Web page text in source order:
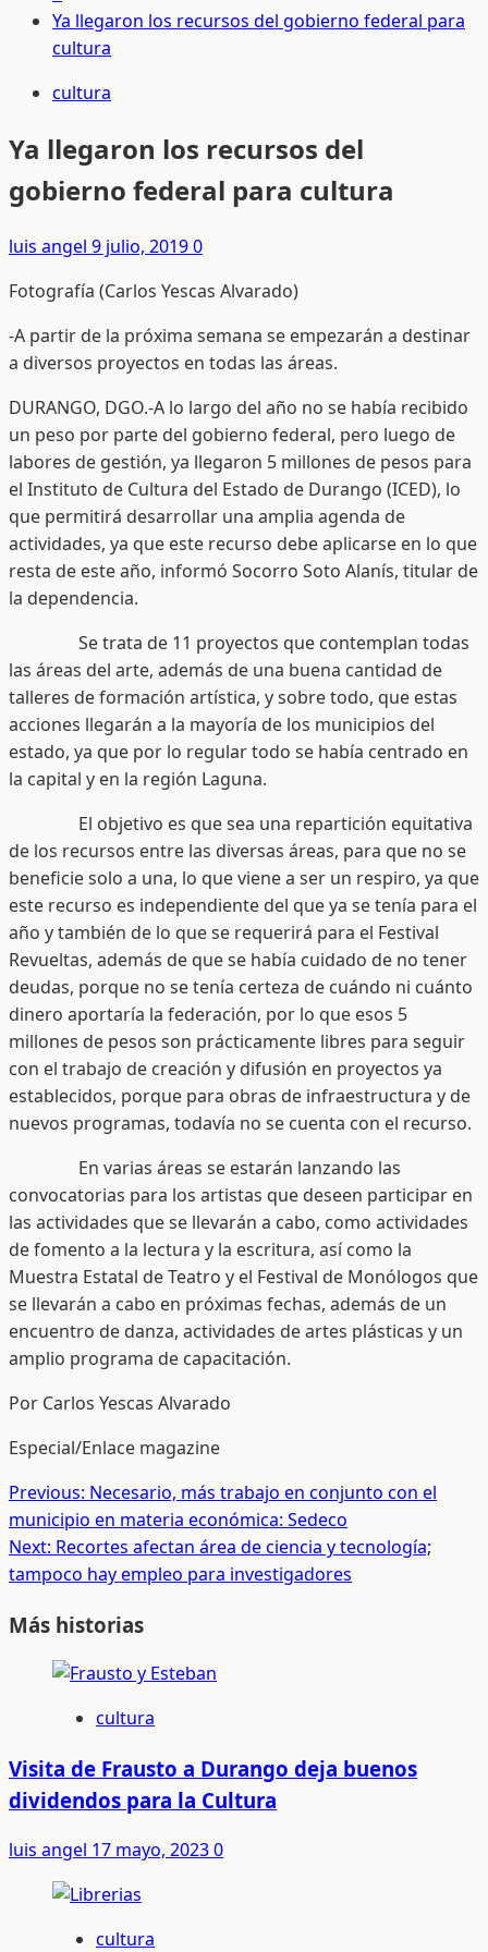
Ya llegaron los recursos del gobierno federal para
cultura
cultura
Ya llegaron los recursos del
gobierno federal para cultura
luis angel 9 julio, 20190
Fotografía (Carlos Yescas Alvarado)
-A partir de la próxima semana se empezarán a destinar
a diversos proyectos en todas las áreas.
DURANGO, DGO.-A lo largo del año no se había recibido
un peso por parte del gobierno federal, pero luego de
labores de gestión, ya llegaron 5 millones de pesos para
el Instituto de Cultura del Estado de Durango (ICED), lo
que permitirá desarrollar una amplia agenda de
actividades, ya que este recurso debe aplicarse en lo que
resta de este año, informó Socorro Soto Alanís, titular de
la dependencia.
Se trata de 11 proyectos que contemplan todas
las áreas del arte, además de una buena cantidad de
talleres de formación artística, y sobre todo, que estas
acciones llegarán a la mayoría de los municipios del
estado, ya que por lo regular todo se había centrado en
la capital y en la región Laguna.
El objetivo es que sea una repartición equitativa
de los recursos entre las diversas áreas, para que no se
beneficie solo a una, lo que viene a ser un respiro, ya que
este recurso es independiente del que ya se tenía para el
año y también de lo que se requerirá para el Festival
Revueltas, además de que se había cuidado de no tener
deudas, porque no se tenía certeza de cuándo ni cuánto
dinero aportaría la federación, por lo que esos 5
millones de pesos son prácticamente libres para seguir
con el trabajo de creación y difusión en proyectos ya
establecidos, porque para obras de infraestructura y de
nuevos programas, todavía no se cuenta con el recurso.
En varias áreas se estarán lanzando las
convocatorias para los artistas que deseen participar en
las actividades que se llevarán a cabo, como actividades
de fomento a la lectura y la escritura, así como la
Muestra Estatal de Teatro y el Festival de Monólogos que
se llevarán a cabo en próximas fechas, además de un
encuentro de danza, actividades de artes plásticas y un
amplio programa de capacitación.
Por Carlos Yescas Alvarado
Especial/Enlace magazine
Post
navigation
Previous: Necesario, más trabajo en conjunto con el
municipio en materia económica: Sedeco
Next: Recortes afectan área de ciencia y tecnología;
tampoco hay empleo para investigadores
Más historias
cultura
Visita de Frausto a Durango deja buenos
dividendos para la Cultura
luis angel 17 mayo, 20230
cultura